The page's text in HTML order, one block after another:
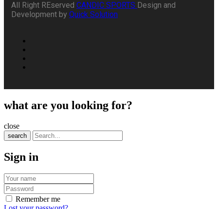
All Right REserved CANDIC SPORTS Design and
Development by Quick Solution
what are you looking for?
close
search
Sign in
Remember me